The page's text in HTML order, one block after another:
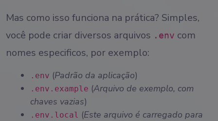
Mas como isso funciona na prática? Simples,
você pode criar diversos arquivos .env com
nomes especificos, por exemplo:
.env (Padrão da aplicação)
.env.example (Arquivo de exemplo, com
chaves vazias)
.env.local (Este arquivo é carregado para